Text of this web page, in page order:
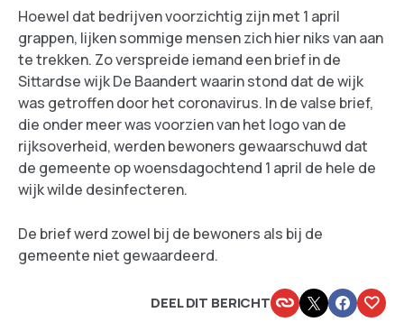
Hoewel dat bedrijven voorzichtig zijn met 1 april
grappen, lijken sommige mensen zich hier niks van aan
te trekken. Zo verspreide iemand een brief in de
Sittardse wijk De Baandert waarin stond dat de wijk
was getroffen door het coronavirus. In de valse brief,
die onder meer was voorzien van het logo van de
rijksoverheid, werden bewoners gewaarschuwd dat
de gemeente op woensdagochtend 1 april de hele de
wijk wilde desinfecteren.
De brief werd zowel bij de bewoners als bij de
gemeente niet gewaardeerd.
DEEL DIT BERICHT